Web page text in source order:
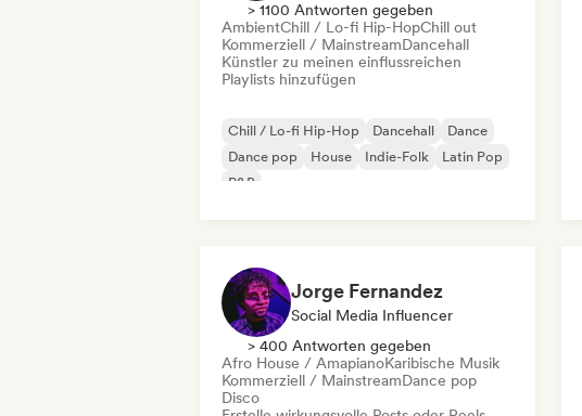
> 1100 Antworten gegeben
AmbientChill / Lo-fi Hip-HopChill out
Kommerziell / MainstreamDancehall
Künstler zu meinen einflussreichen
Playlists hinzufügen
Chill / Lo-fi Hip-Hop Dancehall
Dance
Dance pop
House Indie-Folk
Latin Pop
R&B
Jorge Fernandez
Social Media Influencer
> 400 Antworten gegeben
Afro House / AmapianoKaribische Musik
Kommerziell / MainstreamDance pop
Disco